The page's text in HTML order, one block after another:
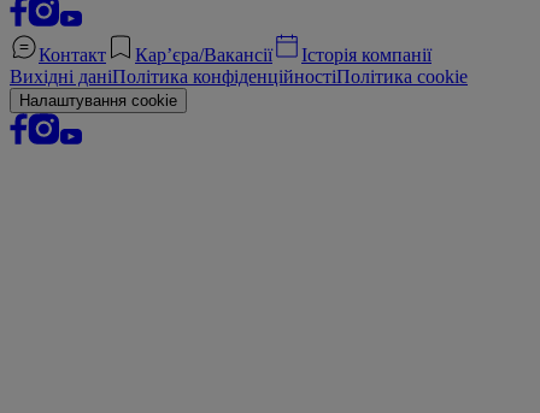
Контакт Кар’єра/Вакансії
Історія компанії
Вихідні даніПолітика конфіденційностіПолітика cookie
Налаштування cookie